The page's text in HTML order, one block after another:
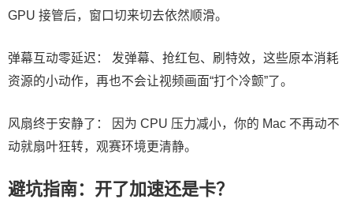
GPU 接管后，窗口切来切去依然顺滑。
弹幕互动零延迟： 发弹幕、抢红包、刷特效，这些原本消耗
资源的小动作，再也不会让视频画面“打个冷颤”了。
风扇终于安静了： 因为 CPU 压力减小，你的 Mac 不再动不
动就扇叶狂转，观赛环境更清静。
避坑指南：开了加速还是卡？